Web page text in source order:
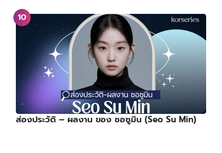
ส่องประวัติ – ผลงาน ของ ซอซูมิน (Seo Su Min)